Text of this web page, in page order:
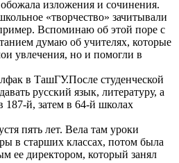
изложения и сочинения.
«творчество» зачитывали
Вспоминаю об этой поре с
думаю об учителях, которые
увлечения, но и помогли в
в ТашГУ.После студенческой
русский язык, литературу, а
187-й, затем в 64-й школах
пять лет. Вела там уроки
в старших классах, потом была
ее директором, который занял